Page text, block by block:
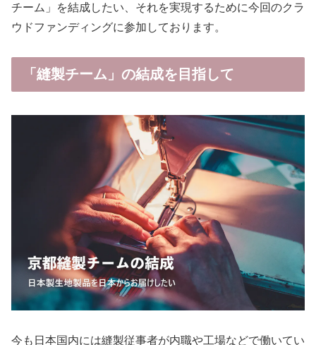
チーム」を結成したい、それを実現するために今回のクラ
ウドファンディングに参加しております。
「縫製チーム」の結成を目指して
今も日本国内には縫製従事者が内職や工場などで働いてい